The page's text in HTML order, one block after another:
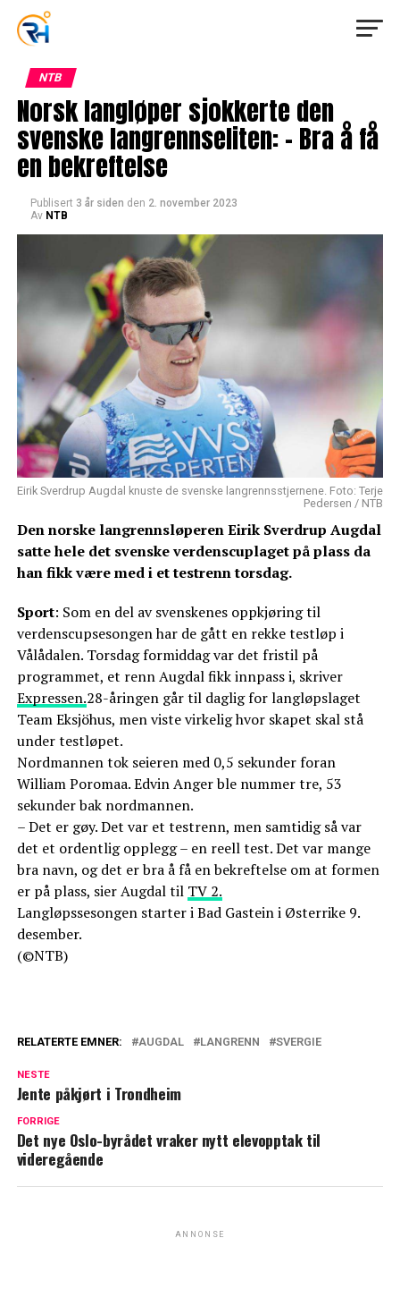
NTB
Norsk langløper sjokkerte den
svenske langrennseliten: – Bra å få
en bekreftelse
Publisert 3 år siden den 2. november 2023
Av NTB
Eirik Sverdrup Augdal knuste de svenske langrennsstjernene. Foto: Terje
Pedersen / NTB
Den norske langrennsløperen Eirik Sverdrup Augdal
satte hele det svenske verdenscuplaget på plass da
han fikk være med i et testrenn torsdag.
Sport: Som en del av svenskenes oppkjøring til
verdenscupsesongen har de gått en rekke testløp i
Vålådalen. Torsdag formiddag var det fristil på
programmet, et renn Augdal fikk innpass i, skriver
Expressen.28-åringen går til daglig for langløpslaget
Team Eksjöhus, men viste virkelig hvor skapet skal stå
under testløpet.
Nordmannen tok seieren med 0,5 sekunder foran
William Poromaa. Edvin Anger ble nummer tre, 53
sekunder bak nordmannen.
– Det er gøy. Det var et testrenn, men samtidig så var
det et ordentlig opplegg – en reell test. Det var mange
bra navn, og det er bra å få en bekreftelse om at formen
er på plass, sier Augdal til TV 2.
Langløpssesongen starter i Bad Gastein i Østerrike 9.
desember.
(©NTB)
RELATERTE EMNER: AUGDAL LANGRENN SVERGIE
NESTE
Jente påkjørt i Trondheim
FORRIGE
Det nye Oslo-byrådet vraker nytt elevopptak til
videregående
ANNONSE